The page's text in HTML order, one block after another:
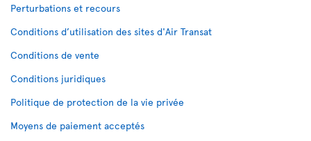
Perturbations et recours
Conditions d’utilisation des sites d'Air Transat
Conditions de vente
Conditions juridiques
Politique de protection de la vie privée
Moyens de paiement acceptés